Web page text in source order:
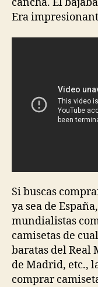
Era
Si buscas
ya sea de
mundialistas
camisetas de
baratas del Real
de Madrid, etc.,
comprar